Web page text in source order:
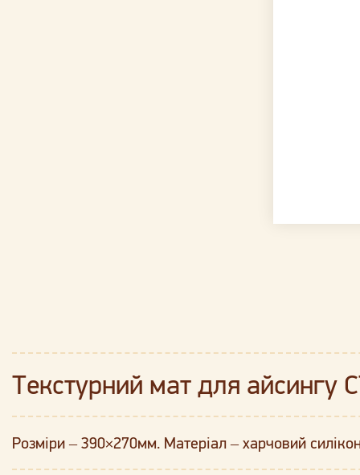
Текстурний мат для айсингу
Розміри – 390×270мм. Матеріал – харчовий